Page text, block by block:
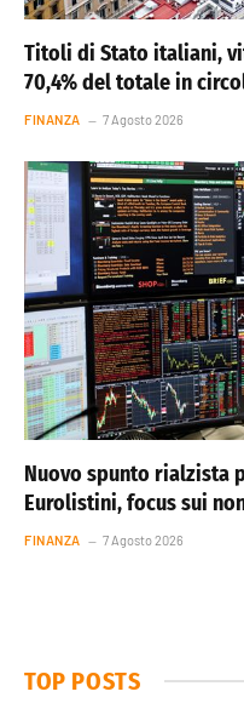
Titoli di Stato italiani,
70,4% del totale in
FINANZA 7 Agosto 2026
Nuovo spunto rialzista
Eurolistini, focus sui
FINANZA 7 Agosto 2026
TOP POSTS